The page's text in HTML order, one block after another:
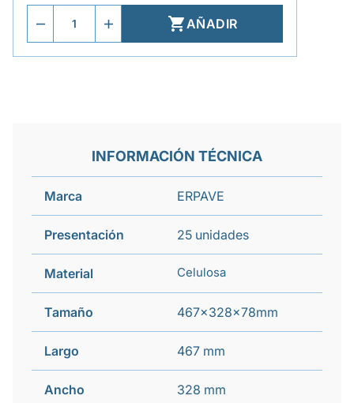
AÑADIR
INFORMACIÓN TÉCNICA
Marca ERPAVE
Presentación 25 unidades
Material Celulosa
Tamaño 467x328x78mm
Largo 467 mm
Ancho 328 mm